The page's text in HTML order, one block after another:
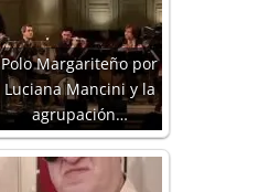
Polo Margariteño por
Luciana Mancini y la
agrupación…